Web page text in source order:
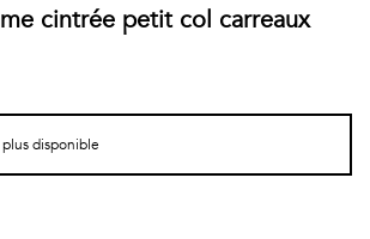
cintrée petit col carreaux
disponible